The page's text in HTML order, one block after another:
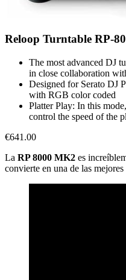
Reloop Turntable RP-
The most advanced DJ
in close collaboration
Designed for Serato DJ
with RGB color coded
Platter Play: In this
control the speed of the
€641.00
La RP 8000 MK2 es
convierte en una de las